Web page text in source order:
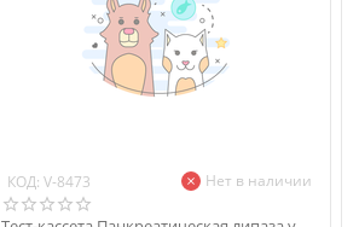
КОД: V-8473 Нет в наличии